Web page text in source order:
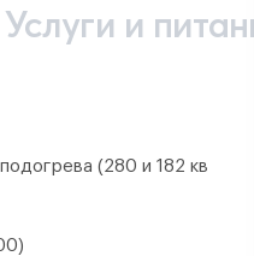
Услуги и
(280 и 182 кв